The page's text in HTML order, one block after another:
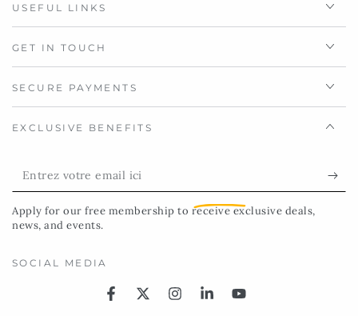
USEFUL LINKS
GET IN TOUCH
SECURE PAYMENTS
EXCLUSIVE BENEFITS
Entrez
votre
email
Apply for our free membership to receive exclusive deals,
news, and events.
SOCIAL MEDIA
FacebookTwitterInstagramLinkedInYouTube